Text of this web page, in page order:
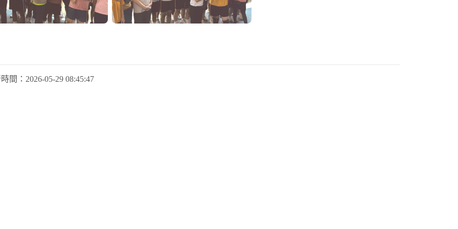
間： 2026-05-29 08:45:47